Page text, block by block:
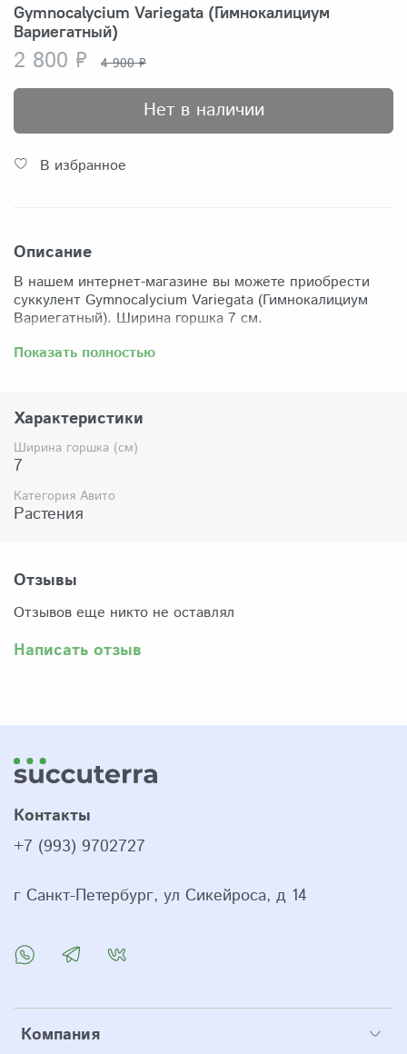
Gymnocalycium Variegata (Гимнокалициум
Вариегатный)
2 800 ₽ 4 900 ₽
Нет в наличии
В избранное
Описание
В нашем интернет-магазине вы можете приобрести
суккулент Gymnocalycium Variegata (Гимнокалициум
Вариегатный). Ширина горшка 7 см.
Забрать растение можно самовывозом из нашего
по России осуществляется через Яндекс-доставку или
СДЭК.
Комплектация:
Растение (отправляется с открытой корневой
системой, это норма для всех суккулентов, они
Показать полностью
Характеристики
Ширина горшка (см)
7
Категория Авито
Растения
Отзывы
Отзывов еще никто не оставлял
Написать отзыв
Компания
Контакты
+7 (993) 9702727
г Санкт-Петербург, ул Сикейроса, д 14